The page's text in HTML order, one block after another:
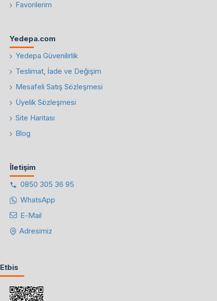
Favorilerim
Yedepa.com
Yedepa Güvenilirlik
Teslimat, İade ve Değişim
Mesafeli Satış Sözleşmesi
Üyelik Sözleşmesi
Site Haritası
Blog
İletişim
0850 305 36 95
WhatsApp
E-Mail
Adresimiz
Etbis